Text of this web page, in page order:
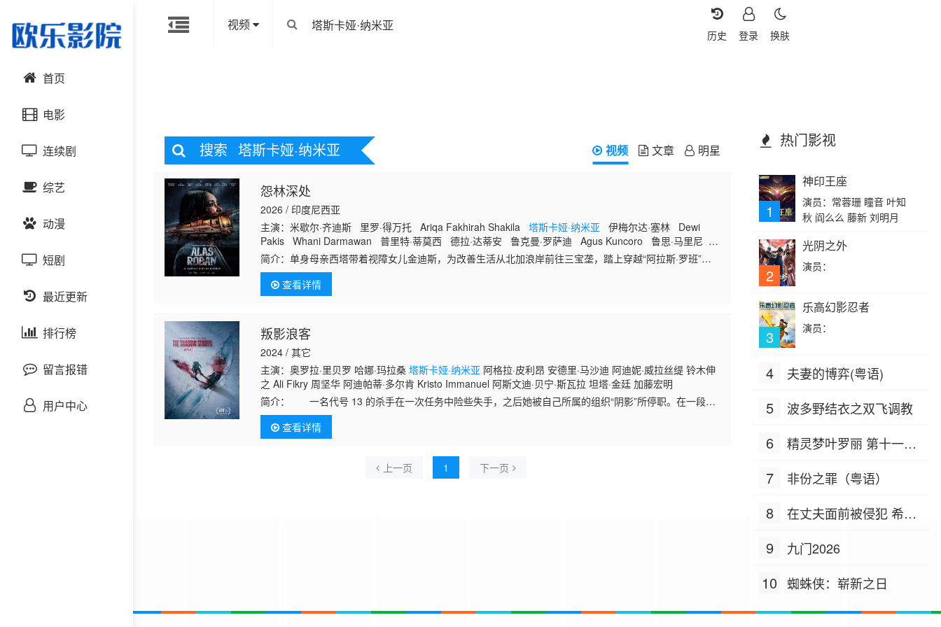
视频
换肤
登录
历史
首页
电影
动作片
喜剧片
爱情片
科幻片
恐怖片
剧情片
战争片
悬疑片
连续剧
国产剧
港台剧
日韩剧
欧美剧
泰国剧
综艺
大陆综艺
日韩综艺
港台综艺
欧美综艺
动漫
国产动漫
日韩动漫
欧美动漫
短剧
最近更新
排行榜
留言报错
用户中心
搜索 塔斯卡娅·纳米亚 视频 文章 明星
怨林深处
2026 / 印度尼西亚
主演：米歇尔·齐迪斯 里罗·得万托 Ariqa Fakhirah Shakila塔斯卡娅·纳米亚 伊梅尔达·塞林 Dewi
Pakis Whani Darmawan 普里特·蒂莫西 德拉·达蒂安 鲁克曼·罗萨迪 Agus Kuncoro 鲁思·马里尼
Saputra Kori Agung Bla Aldy Pratama
简介：单身母亲西塔带着视障女儿金迪斯，为改善生活从北加浪岸前往三宝垄，踏上穿越“阿拉斯·罗班”死
亡公路的夜班车。巴士在荒郊抛锚后，母女俩被迫滞留这片以灵异传说闻名的森林地带。金迪斯开始频繁
听到诡异低语，行为
查看详情
叛影浪客
2024 / 其它
主演：奥罗拉·里贝罗 哈娜·玛拉桑塔斯卡娅·纳米亚 阿格拉·皮利昂 安德里·马沙迪 阿迪妮·威拉丝缇 铃木伸
之 Ali Fikry 周坚华 阿迪帕蒂·多尔肯 Kristo Immanuel 阿斯文迪·贝宁·斯瓦拉 坦塔·金廷 加藤宏明
简介：
一名代号 13 的杀手在一次任务中险些失手，之后她被自己所属的组织“阴影”所停职。在一段时
间后，这位杀手遇到了Monji，一个不幸失去母亲的小男孩。在Monji意外失踪后这位杀手开始了寻找Monj
查看详情
上一页 1 下一页
热门影视
1
神印王座
演员：常蓉珊 瞳音 叶知
秋 阎么么 藤新 刘明月
2
光阴之外
演员：
3
乐高幻影忍者
演员：
4 夫妻的博弈(粤语)
5 波多野结衣之双飞调教
6
精灵梦叶罗丽 第十一季
7 非份之罪（粤语）
8
在丈夫面前被侵犯 希岛
9 九门2026
10 蜘蛛侠：崭新之日